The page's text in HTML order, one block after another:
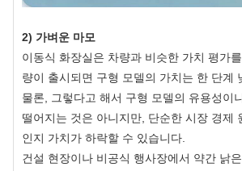
2) 가벼운 마모
이동식 화장실은 차량과 비슷한 가치 평가
량이 출시되면 구형 모델의 가치는 한 단계
물론, 그렇다고 해서 구형 모델의 유용성이
떨어지는 것은 아니지만, 단순한 시장 경제
인지 가치가 하락할 수 있습니다.
건설 현장이나 비공식 행사장에서 약간 낡